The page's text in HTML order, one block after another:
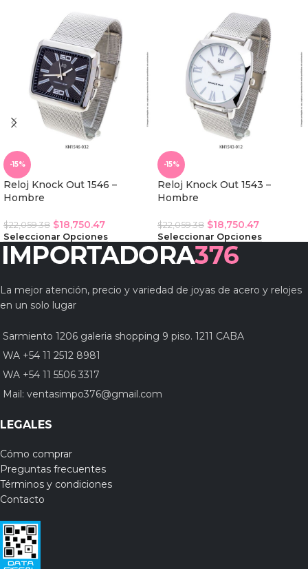
-15%
Reloj Knock Out 1546 –
Hombre
$22,059.38 $18,750.47
Seleccionar Opciones
-15%
Reloj Knock Out 1543 –
Hombre
$22,059.38 $18,750.47
Seleccionar Opciones
La mejor atención, precio y variedad de joyas de acero y relojes
en un solo lugar
Sarmiento 1206 galeria shopping 9 piso. 1211 CABA
WA +54 11 2512 8981
WA +54 11 5506 3317
Mail: ventasimpo376@gmail.com
LEGALES
Cómo comprar
Preguntas frecuentes
Términos y condiciones
Contacto